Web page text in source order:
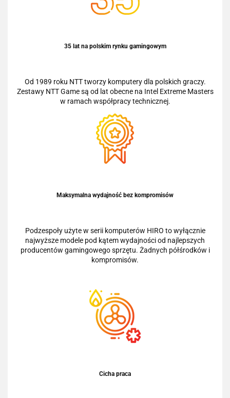
35 lat na polskim rynku gamingowym
Od 1989 roku NTT tworzy komputery dla polskich graczy.
Zestawy NTT Game są od lat obecne na Intel Extreme Masters
w ramach współpracy technicznej.
Maksymalna wydajność bez kompromisów
Podzespoły użyte w serii komputerów HIRO to wyłącznie
najwyższe modele pod kątem wydajności od najlepszych
producentów gamingowego sprzętu. Żadnych półśrodków i
kompromisów.
Cicha praca